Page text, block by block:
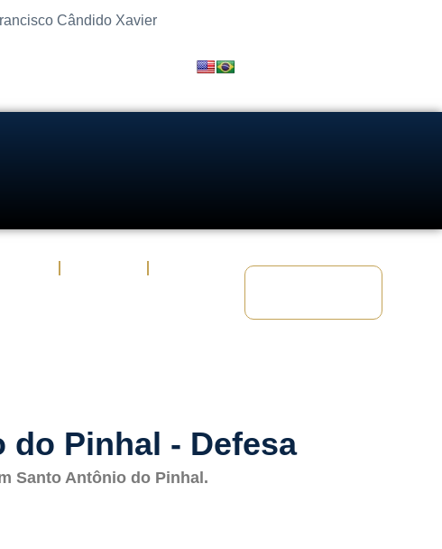
Cândido Xavier
Pinhal - Defesa
Santo Antônio do Pinhal.